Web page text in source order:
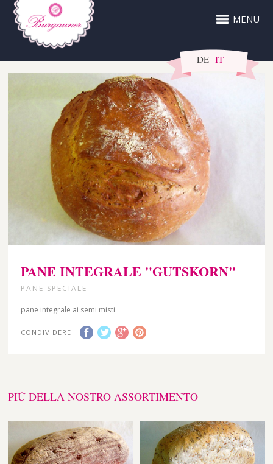
MENU
DE IT
PANE INTEGRALE "GUTSKORN"
PANE SPECIALE
pane integrale ai semi misti
CONDIVIDERE
PIÙ DELLA NOSTRO ASSORTIMENTO